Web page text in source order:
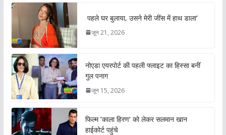
पहले घर बुलाया, उसने मेरी जींस में हाथ डाला’
जून 21, 2026
नोएडा एयरपोर्ट की पहली फ्लाइट का हिस्सा बनीं
गुल पनाग
जून 15, 2026
फिल्म ‘काला हिरण’ को लेकर सलमान खान
हाईकोर्ट पहुंचे